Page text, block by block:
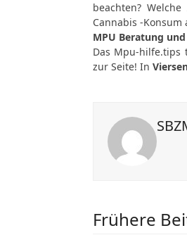
beachten?
Cannabis -Konsum
MPU Beratung
Das Mpu-hilfe.tips
zur Seite! In
Frühere